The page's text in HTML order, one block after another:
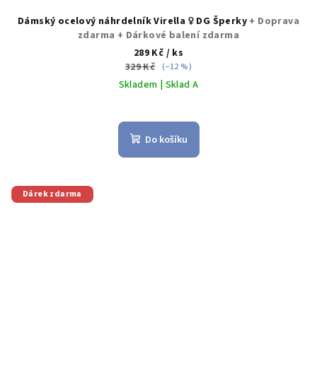
Dámský ocelový náhrdelník Virella ♀️ DG Šperky + Doprava
zdarma + Dárkové balení zdarma
289 Kč / ks
329 Kč (–12 %)
Skladem | Sklad A
Do košíku
Dárek zdarma